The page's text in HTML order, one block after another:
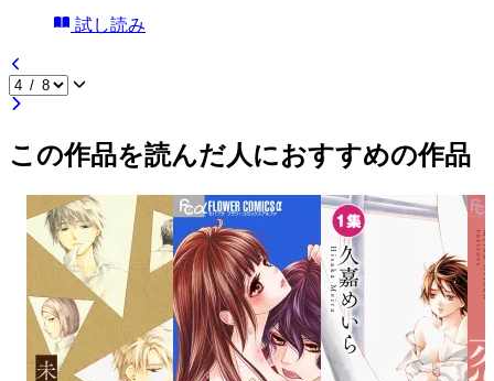
試し読み
この作品を読んだ人におすすめの作品